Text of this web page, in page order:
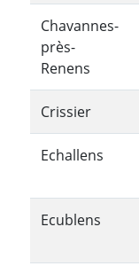
Chavannes-
près-
Renens
Crissier
Echallens
Ecublens